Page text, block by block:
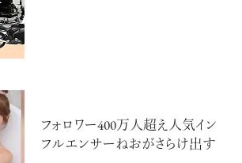
フォロワー400万人超え人気イン
フルエンサーねおがさらけ出す